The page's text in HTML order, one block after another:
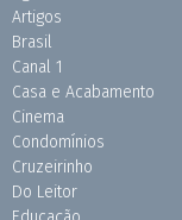
Artigos
Brasil
Canal 1
Casa e Acabamento
Cinema
Condomínios
Cruzeirinho
Do Leitor